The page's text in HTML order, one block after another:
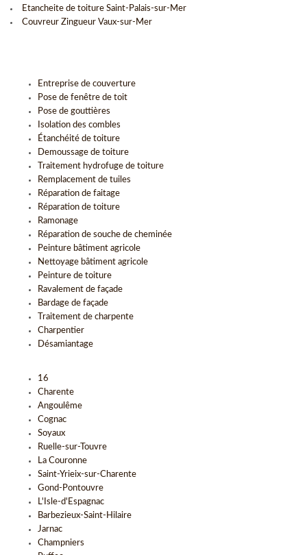
Etancheite de toiture Saint-Palais-sur-Mer
Couvreur Zingueur Vaux-sur-Mer
Entreprise de couverture
Pose de fenêtre de toit
Pose de gouttières
Isolation des combles
Étanchéité de toiture
Demoussage de toiture
Traitement hydrofuge de toiture
Remplacement de tuiles
Réparation de faitage
Réparation de toiture
Ramonage
Réparation de souche de cheminée
Peinture bâtiment agricole
Nettoyage bâtiment agricole
Peinture de toiture
Ravalement de façade
Bardage de façade
Traitement de charpente
Charpentier
Désamiantage
16
Charente
Angoulême
Cognac
Soyaux
Ruelle-sur-Touvre
La Couronne
Saint-Yrieix-sur-Charente
Gond-Pontouvre
L'Isle-d'Espagnac
Barbezieux-Saint-Hilaire
Jarnac
Champniers